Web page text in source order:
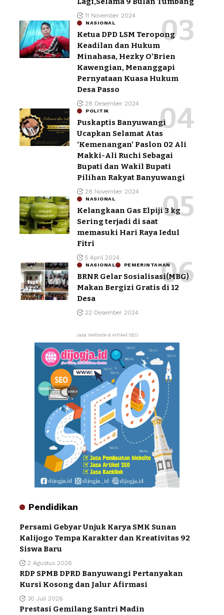
11 November 2024
NASIONAL
Ketua DPD LSM Teropong
Keadilan dan Hukum
Minahasa, Hezky O’Brien
Kawengian, Menanggapi
Pernyataan Kuasa Hukum
Desa Passo
28 Desember 2024
POLITIK
Puskaptis Banyuwangi
Ucapkan Selamat Atas
‘Kemenangan’ Paslon 02 Ali
Makki-Ali Ruchi Sebagai
Bupati dan Wakil Bupati
Pilihan Rakyat Banyuwangi
28 November 2024
NASIONAL
Kelangkaan Gas Elpiji 3 kg
Sering terjadi di saat
memasuki Hari Raya Iedul
Fitri
5 April 2024
NASIONAL PEMERINTAHAN
BRNR Gelar Sosialisasi(MBG)
Makan Bergizi Gratis di 12
Desa
22 Desember 2024
Jasa Website & Artikel SEO
Pendidikan
Persami Gebyar Unjuk Karya SMK Sunan
Kalijogo Tempa Karakter dan Kreativitas 92
Siswa Baru
2 Agustus 2026
RDP SPMB DPRD Banyuwangi Pertanyakan
Kursi Kosong dan Jalur Afirmasi
30 Juli 2026
Prestasi Gemilang Santri Madin